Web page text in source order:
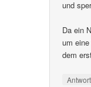
und
Da ein
um
dem